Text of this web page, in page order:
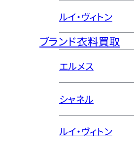
ルイ・ヴィトン
ブランド衣料買取
エルメス
シャネル
ルイ・ヴィトン